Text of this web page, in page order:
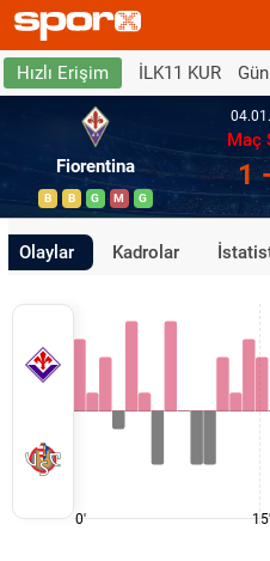
Hızlı Erişim İLK11 KUR
Fiorentina
B B G M G
Maç
1
Olaylar Kadrolar
0' 15'